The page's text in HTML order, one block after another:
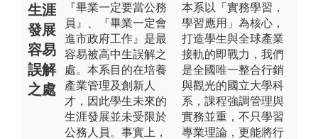
生涯
發展
容易
誤解
之處
『畢業一定要當公務
員』、『畢業一定會
進市政府工作』是最
容易被高中生誤解之
處。本系目的在培養
產業管理及創新人
才，因此學生未來的
生涯發展並未受限於
公務人員。事實上，
本系以「實務學習，
學習應用」為核心，
打造學生與全球產業
接軌的即戰力，我們
是全國唯一整合行銷
與觀光的國立大學科
系，課程強調管理與
實務並重，不只學習
專業理論，更能將行